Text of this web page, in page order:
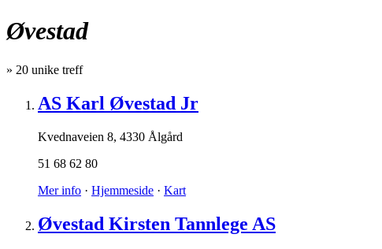
Øvestad
» 20 unike treff
AS Karl Øvestad Jr
Kvednaveien 8, 4330 Ålgård
51 68 62 80
Mer info · Hjemmeside · Kart
Øvestad Kirsten Tannlege AS